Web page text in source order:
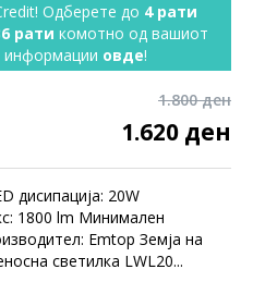
Одберете до 4 рати
рати комотно од вашиот
информации овде!
1.800 ден
1.620 ден
дисипација: 20W
1800 lm Минимален
Emtop Земја на
светилка LWL20...